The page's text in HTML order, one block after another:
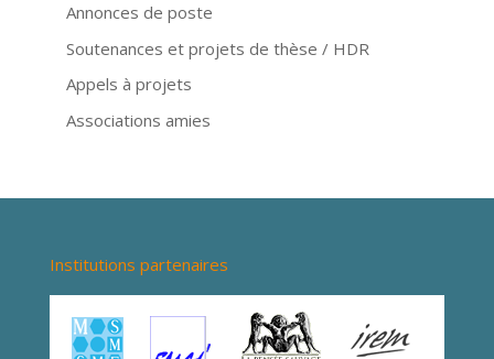
Annonces de poste
Soutenances et projets de thèse / HDR
Appels à projets
Associations amies
Institutions partenaires